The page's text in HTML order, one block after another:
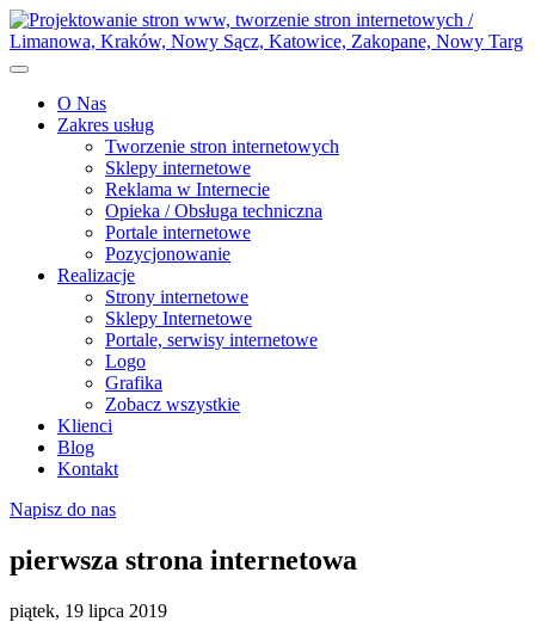
O Nas
Zakres usług
Tworzenie stron internetowych
Sklepy internetowe
Reklama w Internecie
Opieka / Obsługa techniczna
Portale internetowe
Pozycjonowanie
Realizacje
Strony internetowe
Sklepy Internetowe
Portale, serwisy internetowe
Logo
Grafika
Zobacz wszystkie
Klienci
Blog
Kontakt
Napisz do nas
pierwsza strona internetowa
piątek, 19 lipca 2019